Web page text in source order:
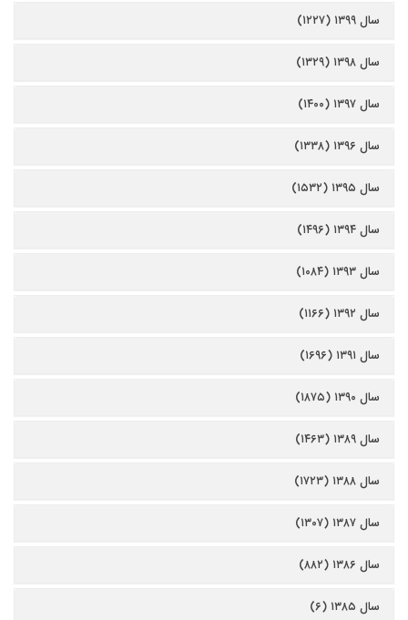
سال ۱۳۹۹ (۱۲۲۷)
سال ۱۳۹۸ (۱۳۲۹)
سال ۱۳۹۷ (۱۴۰۰)
سال ۱۳۹۶ (۱۳۳۸)
سال ۱۳۹۵ (۱۵۳۲)
سال ۱۳۹۴ (۱۴۹۶)
سال ۱۳۹۳ (۱۰۸۴)
سال ۱۳۹۲ (۱۱۶۶)
سال ۱۳۹۱ (۱۶۹۶)
سال ۱۳۹۰ (۱۸۷۵)
سال ۱۳۸۹ (۱۴۶۳)
سال ۱۳۸۸ (۱۷۲۳)
سال ۱۳۸۷ (۱۳۰۷)
سال ۱۳۸۶ (۸۸۲)
سال ۱۳۸۵ (۶)